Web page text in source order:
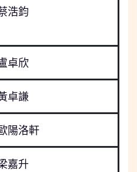
浩鈞
卓欣
卓謙
陽洛軒
嘉升